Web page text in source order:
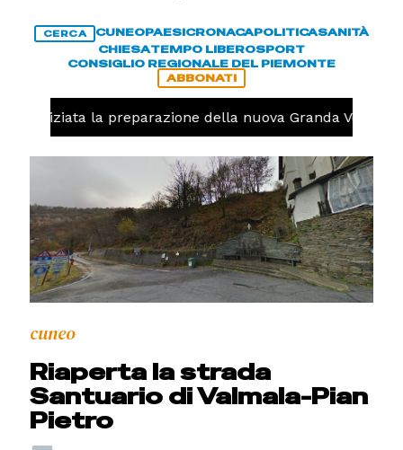
CERCA CUNEOPAESICRONACAPOLITICASANITÀ
CHIESATEMPO LIBEROSPORT
CONSIGLIO REGIONALE DEL PIEMONTE
ABBONATI
iniziata la preparazione della nuova Granda Volley
cuneo
Riaperta la strada
Santuario di Valmala-Pian
Pietro